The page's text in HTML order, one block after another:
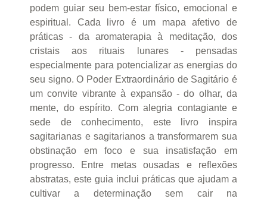
podem guiar seu bem-estar físico, emocional e
espiritual. Cada livro é um mapa afetivo de
práticas - da aromaterapia à meditação, dos
cristais aos rituais lunares - pensadas
especialmente para potencializar as energias do
seu signo. O Poder Extraordinário de Sagitário é
um convite vibrante à expansão - do olhar, da
mente, do espírito. Com alegria contagiante e
sede de conhecimento, este livro inspira
sagitarianas e sagitarianos a transformarem sua
obstinação em foco e sua insatisfação em
progresso. Entre metas ousadas e reflexões
abstratas, este guia inclui práticas que ajudam a
cultivar a determinação sem cair na